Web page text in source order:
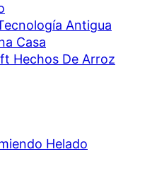
Antigua
Casa
Hechos De Arroz
Helado